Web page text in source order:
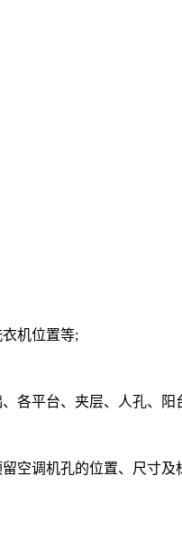
机位置等;
各平台、夹层、人孔、
空调机孔的位置、尺寸及